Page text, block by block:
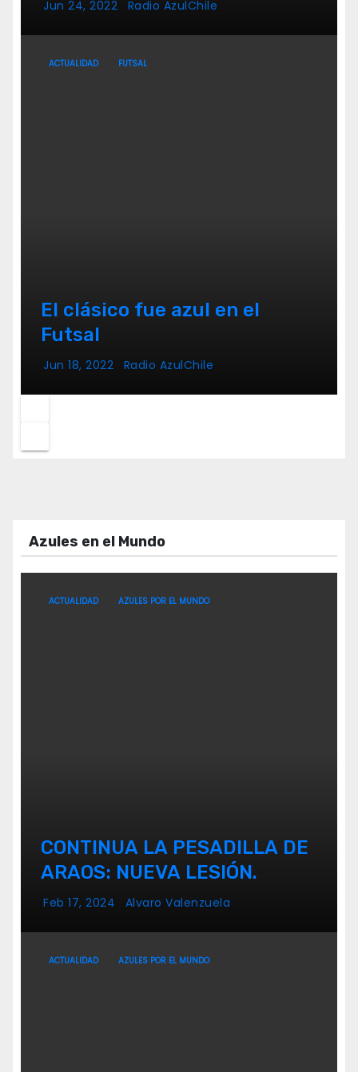
Jun 24, 2022 Radio AzulChile
ACTUALIDAD FUTSAL
El clásico fue azul en el
Futsal
Jun 18, 2022 Radio AzulChile
Azules en el Mundo
ACTUALIDAD AZULES POR EL MUNDO
CONTINUA LA PESADILLA DE
ARAOS: NUEVA LESIÓN.
Feb 17, 2024 Alvaro Valenzuela
ACTUALIDAD AZULES POR EL MUNDO